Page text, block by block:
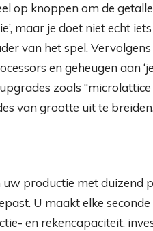
op knoppen om de
maar je doet niet echt
van het spel.
en geheugen aan
zoals
van grootte uit te breiden.
uw productie met duizend
U maakt elke
en rekencapaciteit,